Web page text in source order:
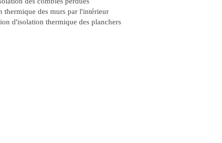
thermique des murs par l'intérieur
d'isolation thermique des planchers